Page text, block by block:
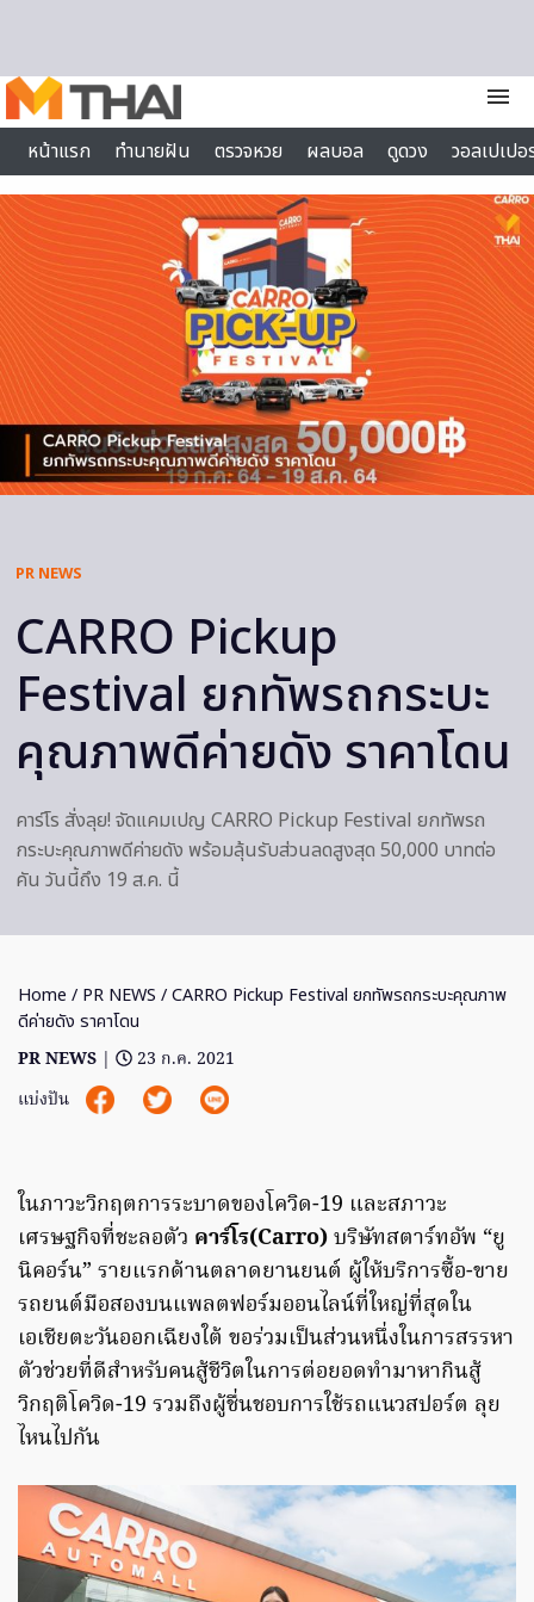
menu
หน้าแรก
ทำนายฝัน ตรวจหวย ผลบอล ดูดวง
วอลเปเป
ไลฟ์สไตล์
PR NEWS
CARRO Pickup
Festival ยกทัพรถกระบะ
คุณภาพดีค่ายดัง ราคาโดน
คาร์โร สั่งลุย! จัดแคมเปญ CARRO Pickup Festival ยกทัพรถ
กระบะคุณภาพดีค่ายดัง พร้อมลุ้นรับส่วนลดสูงสุด 50,000 บาทต่อ
คัน วันนี้ถึง 19 ส.ค. นี้
Home / PR NEWS / CARRO Pickup Festival ยกทัพรถกระบะคุณภาพ
ดีค่ายดัง ราคาโดน
PR NEWS |
23 ก.ค. 2021
แบ่งปัน
ในภาวะวิกฤตการระบาดของโควิด-19 และสภาวะ
เศรษฐกิจที่ชะลอตัว คาร์โร(Carro)บริษัทสตาร์ทอัพ “ยู
นิคอร์น” รายแรกด้านตลาดยานยนต์ ผู้ให้บริการซื้อ-ขาย
รถยนต์มือสองบนแพลตฟอร์มออนไลน์ที่ใหญ่ที่สุดใน
เอเชียตะวันออกเฉียงใต้ ขอร่วมเป็นส่วนหนึ่งในการสรรหา
ตัวช่วยที่ดีสำหรับคนสู้ชีวิตในการต่อยอดทำมาหากินสู้
วิกฤติโควิด-19 รวมถึงผู้ชื่นชอบการใช้รถแนวสปอร์ต ลุย
ไหนไปกัน